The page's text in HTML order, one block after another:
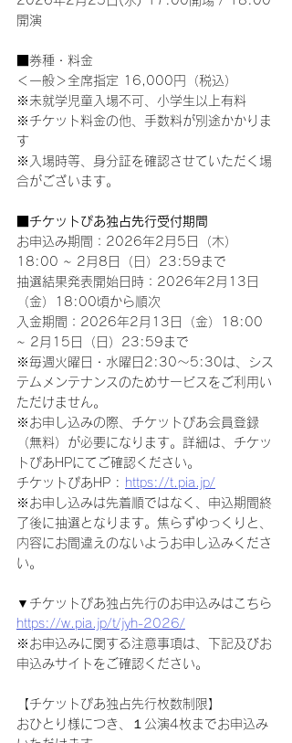
開演
■券種・料金
＜一般＞全席指定 16,000円（税込）
※未就学児童入場不可、小学生以上有料
※チケット料金の他、手数料が別途かかりま
す
※入場時等、身分証を確認させていただく場
合がございます。
■チケットぴあ独占先行受付期間
お申込み期間：2026年2月5日（木）
18:00 ~ 2月8日（日）23:59まで
抽選結果発表開始日時：2026年2月13日
（金）18:00頃から順次
入金期間：2026年2月13日（金）18:00
~ 2月15日（日）23:59まで
※毎週火曜日・水曜日2:30～5:30は、シス
テムメンテナンスのためサービスをご利用い
ただけません。
※お申し込みの際、チケットぴあ会員登録
（無料）が必要になります。詳細は、チケッ
トぴあHPにてご確認ください。
チケットぴあHP : https://t.pia.jp/
※お申し込みは先着順ではなく、申込期間終
了後に抽選となります。焦らずゆっくりと、
内容にお間違えのないようお申し込みくださ
い。
▼チケットぴあ独占先行のお申込みはこちら
https://w.pia.jp/t/jyh-2026/
※お申込みに関する注意事項は、下記及びお
申込みサイトをご確認ください。
【チケットぴあ独占先行枚数制限】
おひとり様につき、１公演4枚までお申込み